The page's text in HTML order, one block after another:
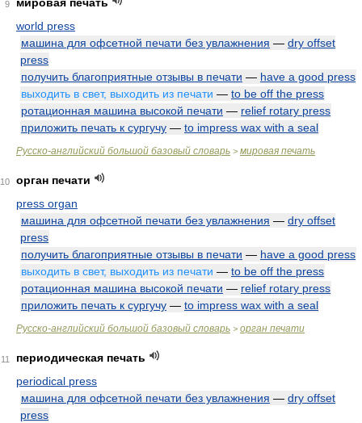
9
world press
машина для офсетной печати без увлажнения — dry offset
press
получить благоприятные отзывы в печати — have a good press
выходить в свет, выходить из печати — to be off the press
ротационная машина высокой печати — relief rotary press
приложить печать к сургучу — to impress wax with a seal
Русско-английский большой базовый словарь > мировая печать
10
орган печати
press organ
машина для офсетной печати без увлажнения — dry offset
press
получить благоприятные отзывы в печати — have a good press
выходить в свет, выходить из печати — to be off the press
ротационная машина высокой печати — relief rotary press
приложить печать к сургучу — to impress wax with a seal
Русско-английский большой базовый словарь > орган печати
11
периодическая печать
periodical press
машина для офсетной печати без увлажнения — dry offset
press